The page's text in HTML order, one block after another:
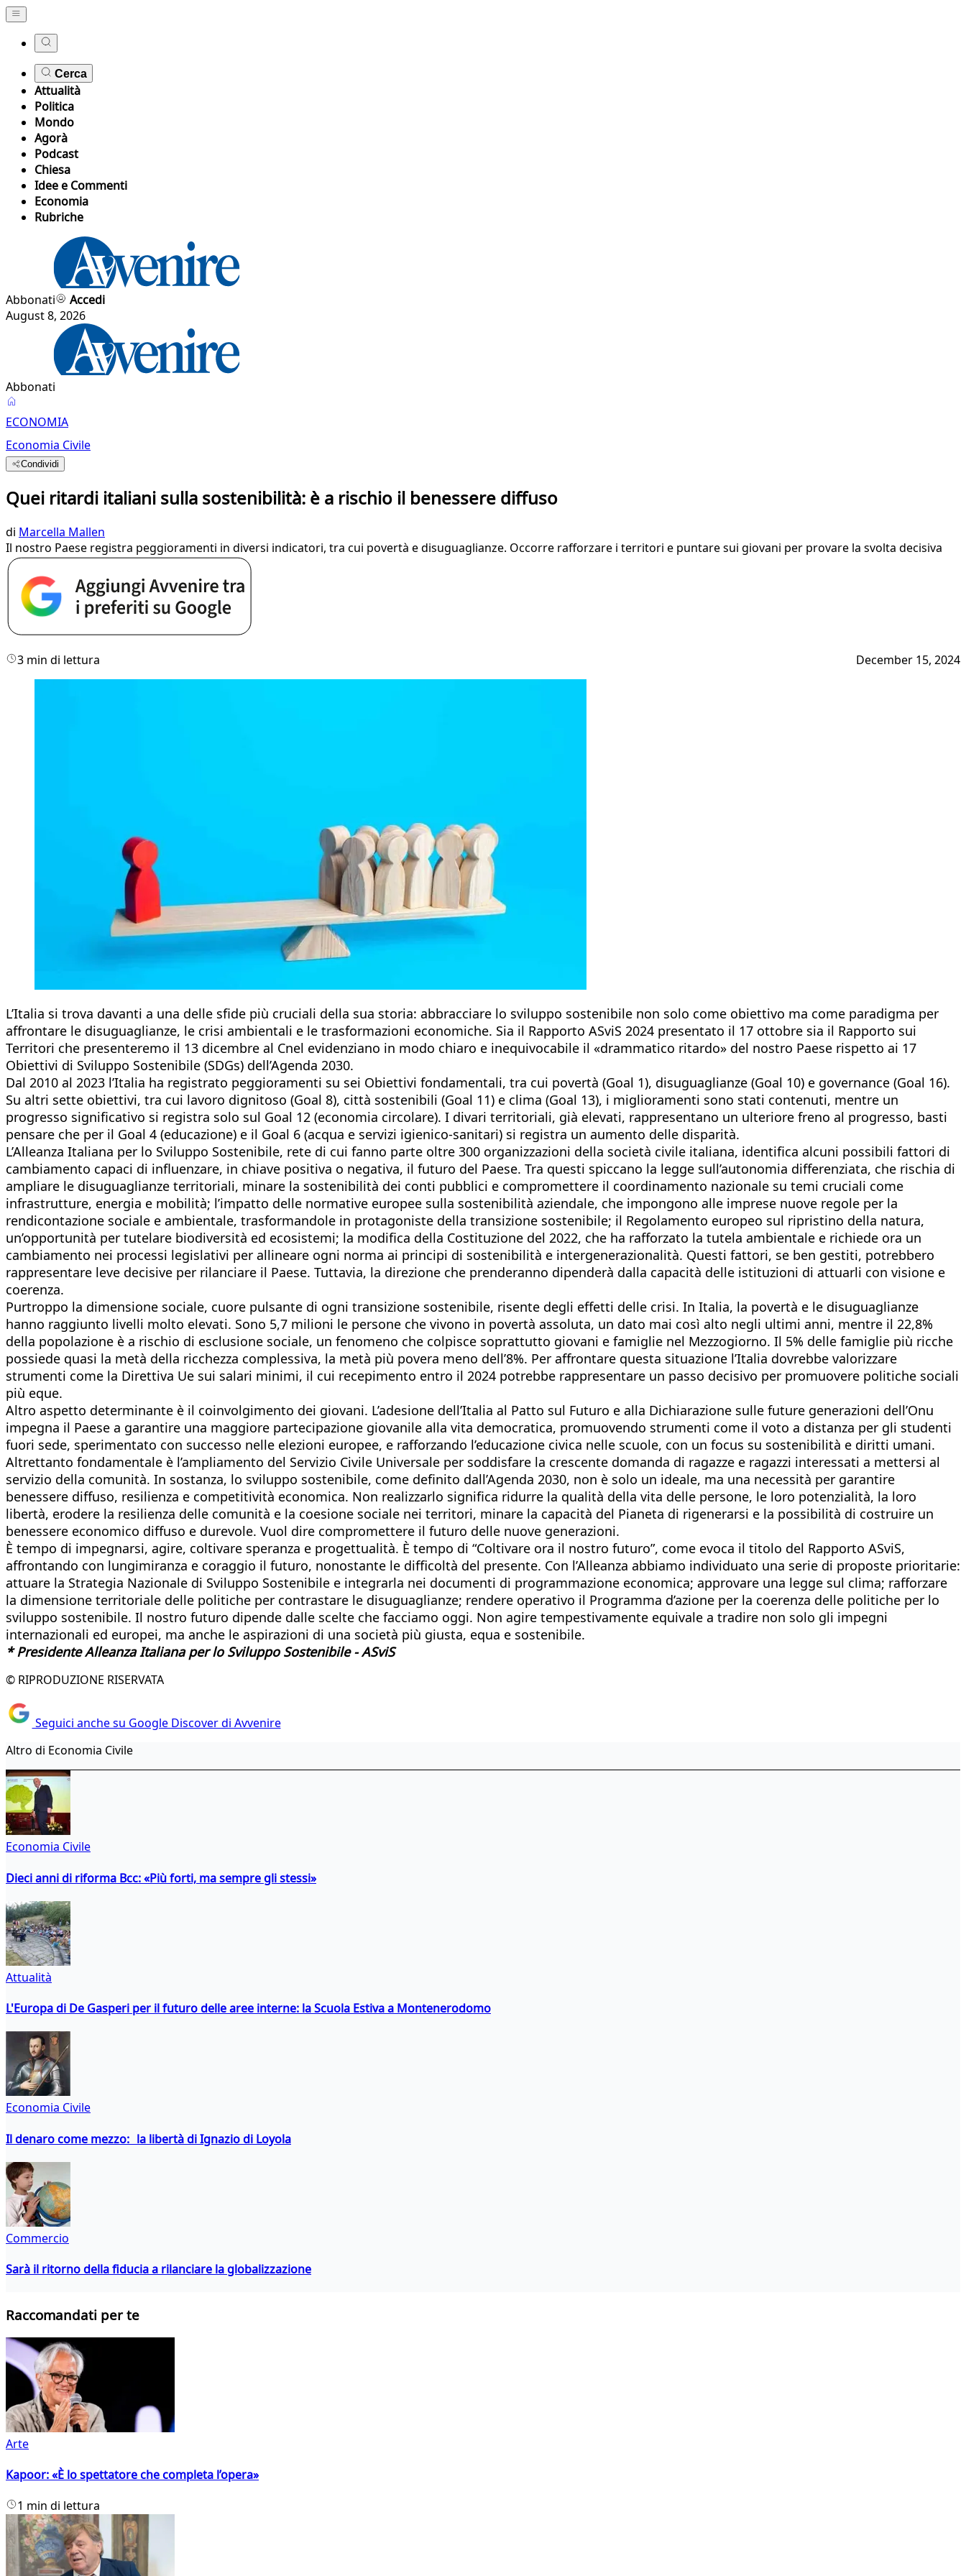
Cerca
Attualità
Politica
Mondo
Agorà
Podcast
Chiesa
Idee e Commenti
Economia
Rubriche
Abbonati
Accedi
August 8, 2026
Abbonati
ECONOMIA
Economia Civile
Condividi
Quei ritardi italiani sulla sostenibilità: è a rischio il benessere diffuso
di Marcella Mallen
Il nostro Paese registra peggioramenti in diversi indicatori, tra cui povertà e disuguaglianze. Occorre rafforzare i territori e puntare sui giovani per provare la svolta decisiva
3 min di lettura December 15, 2024
L’Italia si trova davanti a una delle sfide più cruciali della sua storia: abbracciare lo sviluppo sostenibile non solo come obiettivo ma come paradigma per
affrontare le disuguaglianze, le crisi ambientali e le trasformazioni economiche. Sia il Rapporto ASviS 2024 presentato il 17 ottobre sia il Rapporto sui
Territori che presenteremo il 13 dicembre al Cnel evidenziano in modo chiaro e inequivocabile il «drammatico ritardo» del nostro Paese rispetto ai 17
Obiettivi di Sviluppo Sostenibile (SDGs) dell’Agenda 2030.
Dal 2010 al 2023 l’Italia ha registrato peggioramenti su sei Obiettivi fondamentali, tra cui povertà (Goal 1), disuguaglianze (Goal 10) e governance (Goal 16).
Su altri sette obiettivi, tra cui lavoro dignitoso (Goal 8), città sostenibili (Goal 11) e clima (Goal 13), i miglioramenti sono stati contenuti, mentre un
progresso significativo si registra solo sul Goal 12 (economia circolare). I divari territoriali, già elevati, rappresentano un ulteriore freno al progresso, basti
pensare che per il Goal 4 (educazione) e il Goal 6 (acqua e servizi igienico-sanitari) si registra un aumento delle disparità.
L’Alleanza Italiana per lo Sviluppo Sostenibile, rete di cui fanno parte oltre 300 organizzazioni della società civile italiana, identifica alcuni possibili fattori di
cambiamento capaci di influenzare, in chiave positiva o negativa, il futuro del Paese. Tra questi spiccano la legge sull’autonomia differenziata, che rischia di
ampliare le disuguaglianze territoriali, minare la sostenibilità dei conti pubblici e compromettere il coordinamento nazionale su temi cruciali come
infrastrutture, energia e mobilità; l’impatto delle normative europee sulla sostenibilità aziendale, che impongono alle imprese nuove regole per la
rendicontazione sociale e ambientale, trasformandole in protagoniste della transizione sostenibile; il Regolamento europeo sul ripristino della natura,
un’opportunità per tutelare biodiversità ed ecosistemi; la modifica della Costituzione del 2022, che ha rafforzato la tutela ambientale e richiede ora un
cambiamento nei processi legislativi per allineare ogni norma ai principi di sostenibilità e intergenerazionalità. Questi fattori, se ben gestiti, potrebbero
rappresentare leve decisive per rilanciare il Paese. Tuttavia, la direzione che prenderanno dipenderà dalla capacità delle istituzioni di attuarli con visione e
coerenza.
Purtroppo la dimensione sociale, cuore pulsante di ogni transizione sostenibile, risente degli effetti delle crisi. In Italia, la povertà e le disuguaglianze
hanno raggiunto livelli molto elevati. Sono 5,7 milioni le persone che vivono in povertà assoluta, un dato mai così alto negli ultimi anni, mentre il 22,8%
della popolazione è a rischio di esclusione sociale, un fenomeno che colpisce soprattutto giovani e famiglie nel Mezzogiorno. Il 5% delle famiglie più ricche
possiede quasi la metà della ricchezza complessiva, la metà più povera meno dell’8%. Per affrontare questa situazione l’Italia dovrebbe valorizzare
strumenti come la Direttiva Ue sui salari minimi, il cui recepimento entro il 2024 potrebbe rappresentare un passo decisivo per promuovere politiche sociali
più eque.
Altro aspetto determinante è il coinvolgimento dei giovani. L’adesione dell’Italia al Patto sul Futuro e alla Dichiarazione sulle future generazioni dell’Onu
impegna il Paese a garantire una maggiore partecipazione giovanile alla vita democratica, promuovendo strumenti come il voto a distanza per gli studenti
fuori sede, sperimentato con successo nelle elezioni europee, e rafforzando l’educazione civica nelle scuole, con un focus su sostenibilità e diritti umani.
Altrettanto fondamentale è l’ampliamento del Servizio Civile Universale per soddisfare la crescente domanda di ragazze e ragazzi interessati a mettersi al
servizio della comunità. In sostanza, lo sviluppo sostenibile, come definito dall’Agenda 2030, non è solo un ideale, ma una necessità per garantire
benessere diffuso, resilienza e competitività economica. Non realizzarlo significa ridurre la qualità della vita delle persone, le loro potenzialità, la loro
libertà, erodere la resilienza delle comunità e la coesione sociale nei territori, minare la capacità del Pianeta di rigenerarsi e la possibilità di costruire un
benessere economico diffuso e durevole. Vuol dire compromettere il futuro delle nuove generazioni.
È tempo di impegnarsi, agire, coltivare speranza e progettualità. È tempo di “Coltivare ora il nostro futuro”, come evoca il titolo del Rapporto ASviS,
affrontando con lungimiranza e coraggio il futuro, nonostante le difficoltà del presente. Con l’Alleanza abbiamo individuato una serie di proposte prioritarie:
attuare la Strategia Nazionale di Sviluppo Sostenibile e integrarla nei documenti di programmazione economica; approvare una legge sul clima; rafforzare
la dimensione territoriale delle politiche per contrastare le disuguaglianze; rendere operativo il Programma d’azione per la coerenza delle politiche per lo
sviluppo sostenibile. Il nostro futuro dipende dalle scelte che facciamo oggi. Non agire tempestivamente equivale a tradire non solo gli impegni
internazionali ed europei, ma anche le aspirazioni di una società più giusta, equa e sostenibile.
* Presidente Alleanza Italiana per lo Sviluppo Sostenibile - ASviS
© RIPRODUZIONE RISERVATA
Seguici anche su Google Discover di Avvenire
Altro di Economia Civile
Economia Civile
Dieci anni di riforma Bcc: «Più forti, ma sempre gli stessi»
Attualità
L'Europa di De Gasperi per il futuro delle aree interne: la Scuola Estiva a Montenerodomo
Economia Civile
Il denaro come mezzo: la libertà di Ignazio di Loyola
Commercio
Sarà il ritorno della fiducia a rilanciare la globalizzazione
Raccomandati per te
Arte
Kapoor: «È lo spettatore che completa l’opera»
1 min di lettura